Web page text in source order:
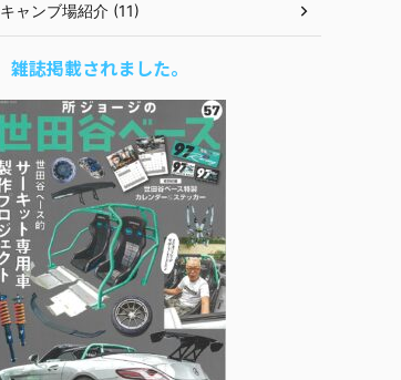
キャンブ場紹介 (11)
雑誌掲載されました。